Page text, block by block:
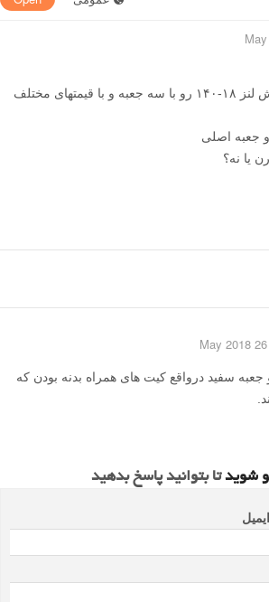
دوستان در سایتهای فروش لنز ۱۸-۱۴۰ رو با سه جعبه و با قیمتهای مختلف
جعبه اصلی
یا نه؟
26 May 2018
جعبه سفید درواقع کیت های همراه بدنه بودن که
شویدتا بتوانید پاسخ بدهید